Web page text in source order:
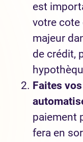
est
votre cote
majeur
de crédit,
Faites
paiement
fera en